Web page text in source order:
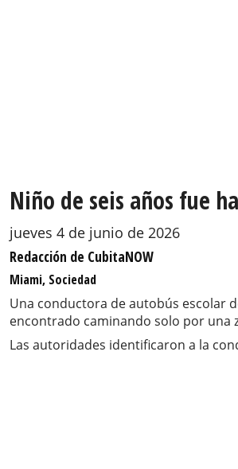
Niño de seis años fue
jueves 4 de junio de 2026
Redacción de CubitaNOW
Miami, Sociedad
Una conductora de autobús escolar
encontrado caminando solo por una
Las autoridades identificaron a la